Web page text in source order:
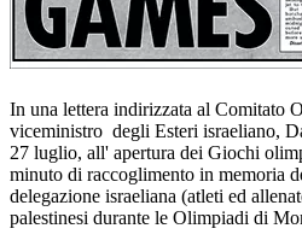
In una lettera indirizzata al Comitato
viceministro degli Esteri israeliano,
27 luglio, all' apertura dei Giochi
minuto di raccoglimento in memoria
delegazione israeliana (atleti ed
palestinesi durante le Olimpiadi di